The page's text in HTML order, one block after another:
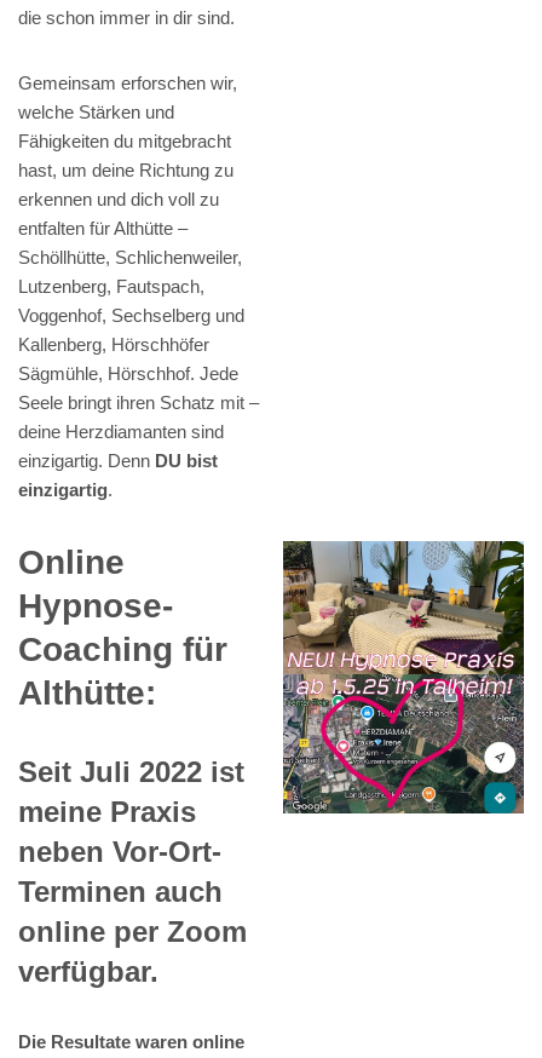
die schon immer in dir sind.
Gemeinsam erforschen wir,
welche Stärken und
Fähigkeiten du mitgebracht
hast, um deine Richtung zu
erkennen und dich voll zu
entfalten für Althütte –
Schöllhütte, Schlichenweiler,
Lutzenberg, Fautspach,
Voggenhof, Sechselberg und
Kallenberg, Hörschhöfer
Sägmühle, Hörschhof. Jede
Seele bringt ihren Schatz mit –
deine Herzdiamanten sind
einzigartig. Denn DU bist
einzigartig.
Online
Hypnose-
Coaching für
Althütte:
Seit Juli 2022 ist
meine Praxis
neben Vor-Ort-
Terminen auch
online per Zoom
verfügbar.
Die Resultate waren online